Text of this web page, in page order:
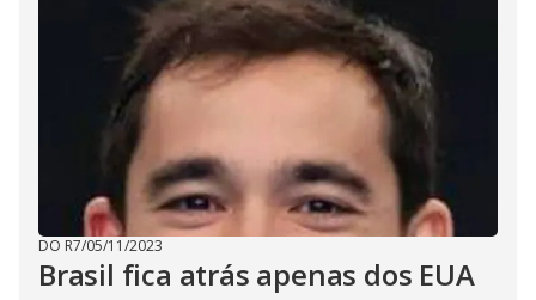
DO R7/05/11/2023
Brasil fica atrás apenas dos EUA